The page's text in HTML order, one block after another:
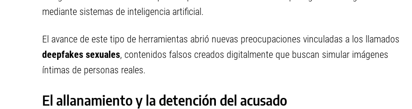
mediante sistemas de inteligencia artificial.
El avance de este tipo de herramientas abrió nuevas preocupaciones vinculadas a los llamados
deepfakes sexuales, contenidos falsos creados digitalmente que buscan simular imágenes
íntimas de personas reales.
El allanamiento y la detención del acusado